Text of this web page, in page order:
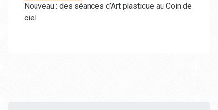
Nouveau : des séances d’Art plastique au Coin de
ciel